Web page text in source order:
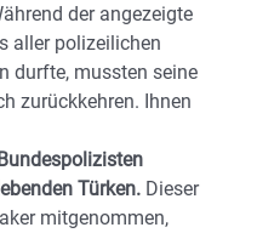
der angezeigte
aller polizeilichen
durfte, mussten seine
zurückkehren. Ihnen
Türken. Dieser
mitgenommen,